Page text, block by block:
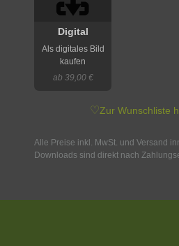
Digital
Als digitales Bild
kaufen
ab 39,00 €
♡Zur Wunschliste
Alle Preise inkl. MwSt. und Versand
Downloads sind direkt nach